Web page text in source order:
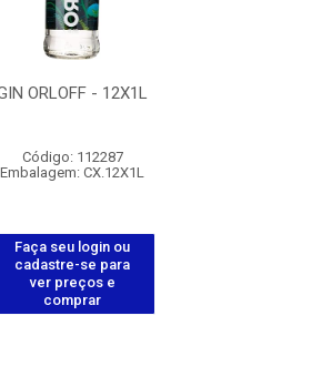
ORLOFF - 12X1L
Código: 112287
Embalagem: CX.12X1L
Faça seu login ou
cadastre-se para
ver preços e
comprar